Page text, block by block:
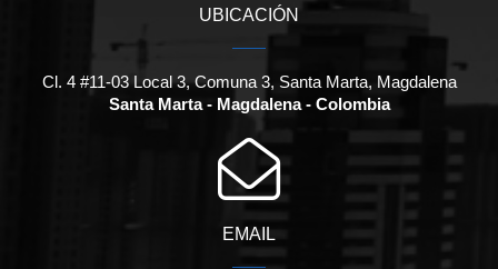
UBICACIÓN
Cl. 4 #11-03 Local 3, Comuna 3, Santa Marta, Magdalena
Santa Marta - Magdalena - Colombia
EMAIL